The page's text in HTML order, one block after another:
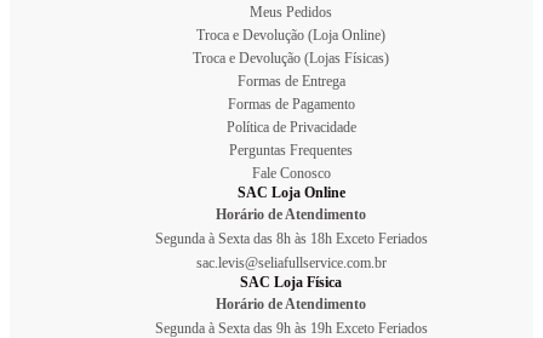
Meus Pedidos
Troca e Devolução (Loja Online)
Troca e Devolução (Lojas Físicas)
Formas de Entrega
Formas de Pagamento
Política de Privacidade
Perguntas Frequentes
Fale Conosco
SAC Loja Online
Horário de Atendimento
Segunda à Sexta das 8h às 18h Exceto Feriados
sac.levis@seliafullservice.com.br
SAC Loja Física
Horário de Atendimento
Segunda à Sexta das 9h às 19h Exceto Feriados